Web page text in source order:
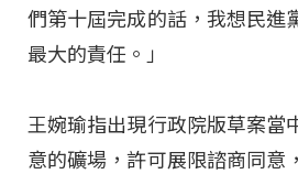
們第十屆完成的話，我想民進
最大的責任。」
王婉瑜指出現行政院版草案當
意的礦場，許可展限諮商同意